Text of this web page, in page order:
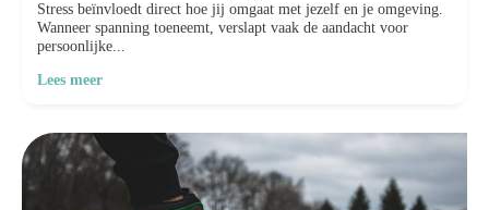
Stress beïnvloedt direct hoe jij omgaat met jezelf en je omgeving.
Wanneer spanning toeneemt, verslapt vaak de aandacht voor
persoonlijke...
Lees meer